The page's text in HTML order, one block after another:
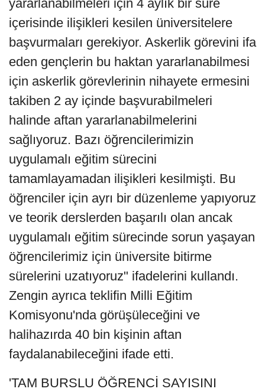
yararlanabilmeleri için 4 aylık bir süre
içerisinde ilişikleri kesilen üniversitelere
başvurmaları gerekiyor. Askerlik görevini ifa
eden gençlerin bu haktan yararlanabilmesi
için askerlik görevlerinin nihayete ermesini
takiben 2 ay içinde başvurabilmeleri
halinde aftan yararlanabilmelerini
sağlıyoruz. Bazı öğrencilerimizin
uygulamalı eğitim sürecini
tamamlayamadan ilişikleri kesilmişti. Bu
öğrenciler için ayrı bir düzenleme yapıyoruz
ve teorik derslerden başarılı olan ancak
uygulamalı eğitim sürecinde sorun yaşayan
öğrencilerimiz için üniversite bitirme
sürelerini uzatıyoruz" ifadelerini kullandı.
Zengin ayrıca teklifin Milli Eğitim
Komisyonu'nda görüşüleceğini ve
halihazırda 40 bin kişinin aftan
faydalanabileceğini ifade etti.
'TAM BURSLU ÖĞRENCİ SAYISINI